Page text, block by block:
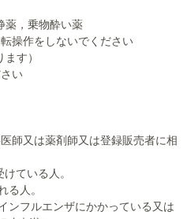
薬，乗物酔い薬
操作をしないでください
す）
い
師又は薬剤師又は登録販売者に相
ている人。
る人。
ンフルエンザにかかっている又は